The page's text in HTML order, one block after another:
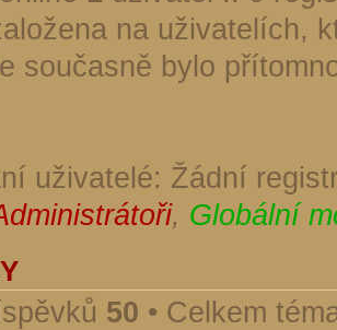
na uživatelích,
současně bylo
uživatelé: Žádní
, Globální
50 • Celkem